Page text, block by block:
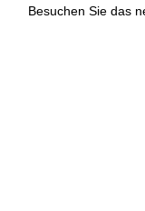
Besuchen Sie das